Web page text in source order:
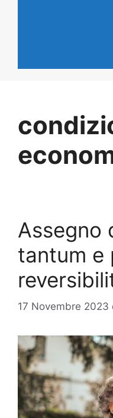
Assegno
tantum e
17 Novembre 2023